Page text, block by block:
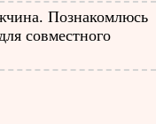
Познакомлюсь
совместного